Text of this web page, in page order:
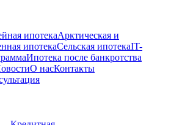
ипотекаАрктическая и
ипотекаСельская ипотекаIT-
Ипотека после банкротства
О насКонтакты